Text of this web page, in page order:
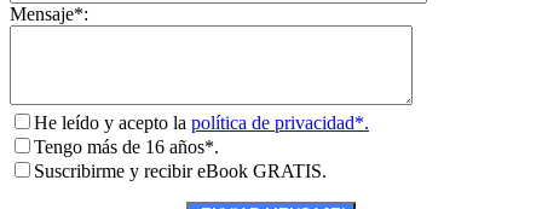
Mensaje*:
He leído y acepto la política de privacidad*.
Tengo más de 16 años*.
Suscribirme y recibir eBook GRATIS.